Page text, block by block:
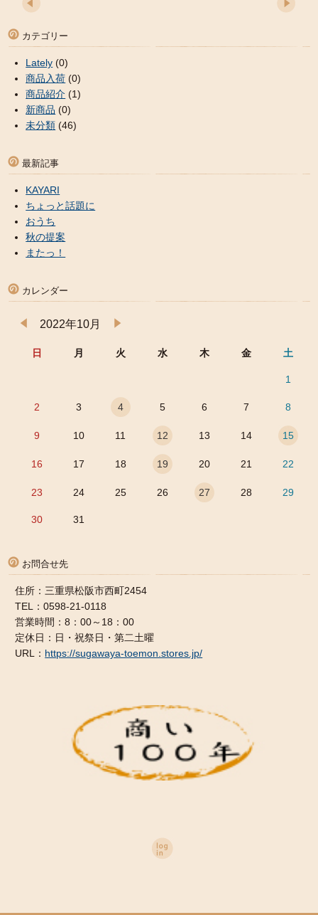
カテゴリー
Lately (0)
商品入荷 (0)
商品紹介 (1)
新商品 (0)
未分類 (46)
最新記事
KAYARI
ちょっと話題に
おうち
秋の提案
またっ！
カレンダー
2022年10月
日 月 火 水 木 金 土
1
2 3 4 5 6 7 8
9 10 11 12 13 14 15
16 17 18 19 20 21 22
23 24 25 26 27 28 29
30 31
お問合せ先
住所：三重県松阪市西町2454
TEL：0598-21-0118
営業時間：8：00～18：00
定休日：日・祝祭日・第二土曜
URL： https://sugawaya-toemon.stores.jp/